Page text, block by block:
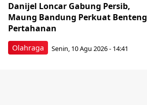
Olahraga
Danijel Loncar Gabung Persib,
Maung Bandung Perkuat Benteng
Pertahanan
Senin, 10 Agu 2026 - 14:41